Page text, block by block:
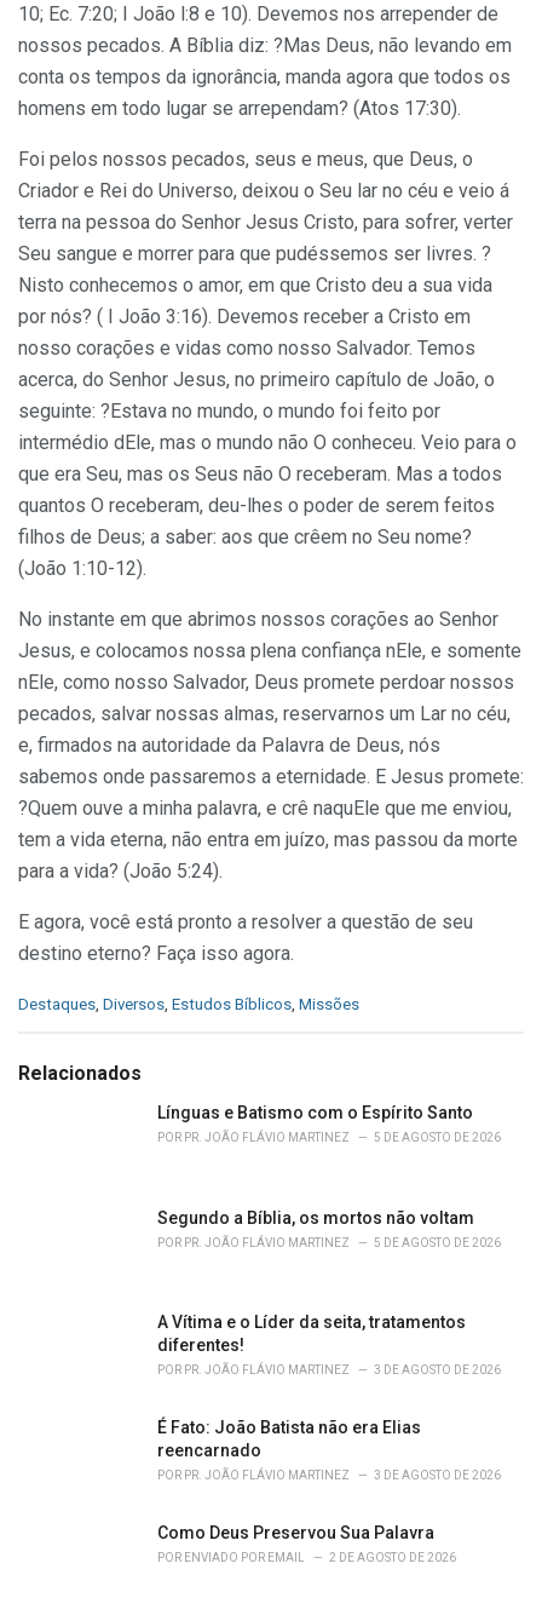
10; Ec. 7:20; I João l:8 e 10). Devemos nos arrepender de
nossos pecados. A Bíblia diz: ?Mas Deus, não levando em
conta os tempos da ignorância, manda agora que todos os
homens em todo lugar se arrependam? (Atos 17:30).
Foi pelos nossos pecados, seus e meus, que Deus, o
Criador e Rei do Universo, deixou o Seu lar no céu e veio á
terra na pessoa do Senhor Jesus Cristo, para sofrer, verter
Seu sangue e morrer para que pudéssemos ser livres. ?
Nisto conhecemos o amor, em que Cristo deu a sua vida
por nós? ( I João 3:16). Devemos receber a Cristo em
nosso corações e vidas como nosso Salvador. Temos
acerca, do Senhor Jesus, no primeiro capítulo de João, o
seguinte: ?Estava no mundo, o mundo foi feito por
intermédio dEle, mas o mundo não O conheceu. Veio para o
que era Seu, mas os Seus não O receberam. Mas a todos
quantos O receberam, deu-lhes o poder de serem feitos
filhos de Deus; a saber: aos que crêem no Seu nome?
(João 1:10-12).
No instante em que abrimos nossos corações ao Senhor
Jesus, e colocamos nossa plena confiança nEle, e somente
nEle, como nosso Salvador, Deus promete perdoar nossos
pecados, salvar nossas almas, reservarnos um Lar no céu,
e, firmados na autoridade da Palavra de Deus, nós
sabemos onde passaremos a eternidade. E Jesus promete:
?Quem ouve a minha palavra, e crê naquEle que me enviou,
tem a vida eterna, não entra em juízo, mas passou da morte
para a vida? (João 5:24).
E agora, você está pronto a resolver a questão de seu
destino eterno? Faça isso agora.
C
e
Destaques Diversos Estudos Bíblicos Missões
Relacionados
Línguas e Batismo com o Espírito Santo
POR PR. JOÃO FLÁVIO MARTINEZ 5 DE AGOSTO DE 2026
Segundo a Bíblia, os mortos não voltam
POR PR. JOÃO FLÁVIO MARTINEZ 5 DE AGOSTO DE 2026
A Vítima e o Líder da seita, tratamentos
diferentes!
POR PR. JOÃO FLÁVIO MARTINEZ 3 DE AGOSTO DE 2026
É Fato: João Batista não era Elias
reencarnado
POR PR. JOÃO FLÁVIO MARTINEZ 3 DE AGOSTO DE 2026
Como Deus Preservou Sua Palavra
POR ENVIADO POR EMAIL 2 DE AGOSTO DE 2026